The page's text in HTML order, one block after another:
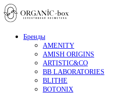
Бренды
AMENITY
AMISH ORIGINS
ARTISTIC&CO
BB LABORATORIES
BLITHE
BOTONIX